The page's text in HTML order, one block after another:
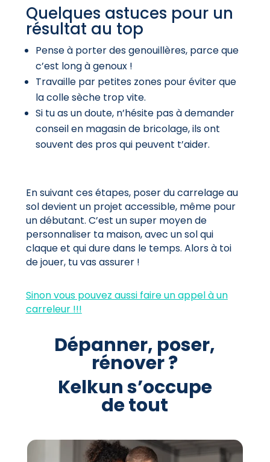
Quelques astuces pour un
résultat au top
Pense à porter des genouillères, parce que
c’est long à genoux !
Travaille par petites zones pour éviter que
la colle sèche trop vite.
Si tu as un doute, n’hésite pas à demander
conseil en magasin de bricolage, ils ont
souvent des pros qui peuvent t’aider.
En suivant ces étapes, poser du carrelage au
sol devient un projet accessible, même pour
un débutant. C’est un super moyen de
personnaliser ta maison, avec un sol qui
claque et qui dure dans le temps. Alors à toi
de jouer, tu vas assurer !
Sinon vous pouvez aussi faire un appel à un
carreleur !!!
Dépanner, poser,
rénover ?
Kelkun s’occupe
de tout